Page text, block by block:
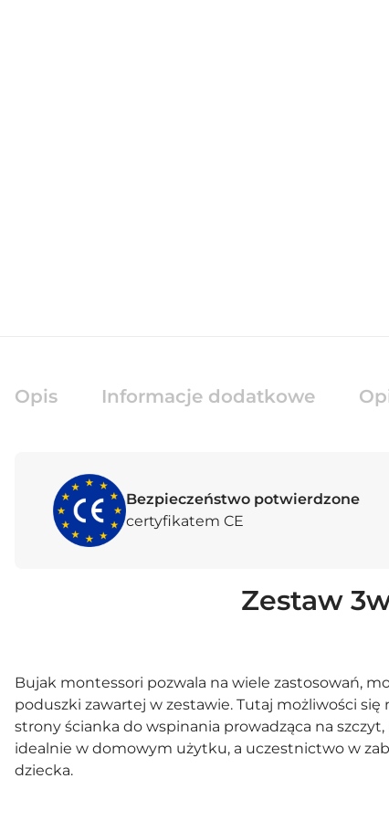
Opis Informacje dodatkowe
Bezpieczeństwo potwierdzone
certyfikatem CE
Zestaw
Bujak montessori pozwala na wiele zastosowań,
poduszki zawartej w zestawie. Tutaj możliwości
strony ścianka do wspinania prowadząca na
idealnie w domowym użytku, a uczestnictwo w
dziecka.